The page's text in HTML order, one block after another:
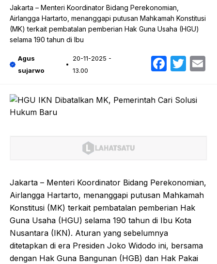
Jakarta – Menteri Koordinator Bidang Perekonomian,
Airlangga Hartarto, menanggapi putusan Mahkamah Konstitusi
(MK) terkait pembatalan pemberian Hak Guna Usaha (HGU)
selama 190 tahun di Ibu
Agus
sujarwo
20-11-2025 -
13.00
Jakarta – Menteri Koordinator Bidang Perekonomian,
Airlangga Hartarto, menanggapi putusan Mahkamah
Konstitusi (MK) terkait pembatalan pemberian Hak
Guna Usaha (HGU) selama 190 tahun di Ibu Kota
Nusantara (IKN). Aturan yang sebelumnya
ditetapkan di era Presiden Joko Widodo ini, bersama
dengan Hak Guna Bangunan (HGB) dan Hak Pakai